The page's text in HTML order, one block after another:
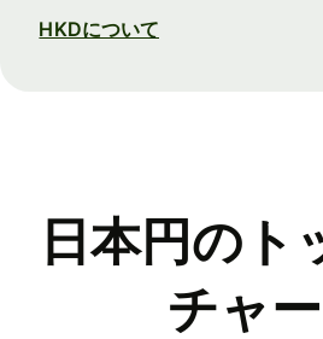
HKDについて
日本円のト
チャ